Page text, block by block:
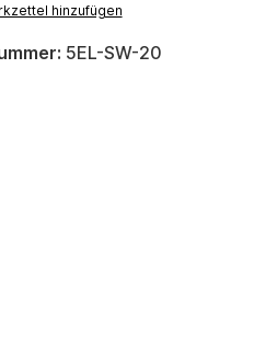
hinzufügen
5EL-SW-20